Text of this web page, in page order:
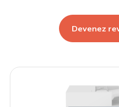
Devenez